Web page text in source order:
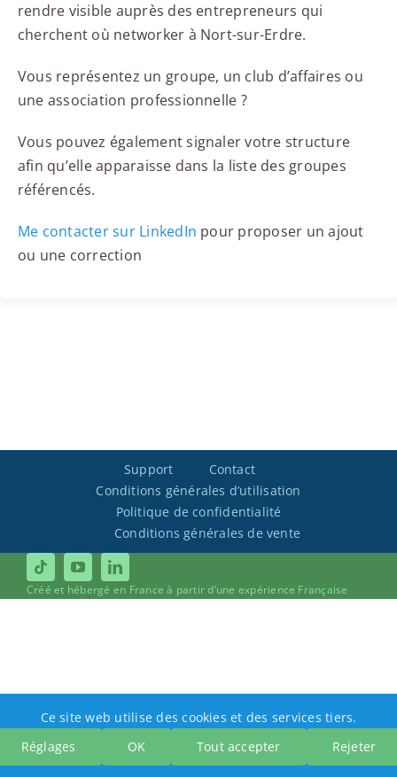
rendre visible auprès des entrepreneurs qui
cherchent où networker à Nort-sur-Erdre.
Vous représentez un groupe, un club d’affaires ou
une association professionnelle ?
Vous pouvez également signaler votre structure
afin qu’elle apparaisse dans la liste des groupes
référencés.
Me contacter sur LinkedIn pour proposer un ajout
ou une correction
Support
Contact
Conditions générales d’utilisation
Politique de confidentialité
Conditions générales de vente
Créé et hébergé en France à partir d’une expérience Française
Ce site web utilise des cookies et des services tiers.
Réglages
OK Tout accepter Rejeter